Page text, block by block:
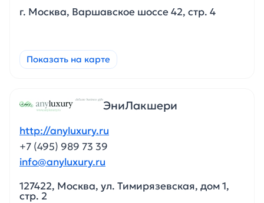
г. Москва, Варшавское шоссе 42, стр. 4
Показать на карте
ЭниЛакшери
http://anyluxury.ru
+7 (495) 989 73 39
info@anyluxury.ru
127422, Москва, ул. Тимирязевская, дом 1,
стр. 2